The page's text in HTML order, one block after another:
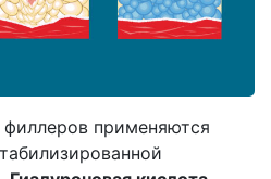
применяются